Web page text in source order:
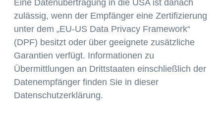
Eine Datenübertragung in die USA ist danach
zulässig, wenn der Empfänger eine Zertifizierung
unter dem „EU-US Data Privacy Framework“
(DPF) besitzt oder über geeignete zusätzliche
Garantien verfügt. Informationen zu
Übermittlungen an Drittstaaten einschließlich der
Datenempfänger finden Sie in dieser
Datenschutzerklärung.